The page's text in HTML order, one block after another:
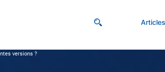
Articles
versions ?